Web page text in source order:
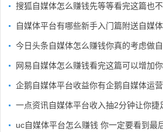
搜狐自媒体怎么赚钱先等等看完这篇也
自媒体平台有哪些新手入门篇附送自媒
今日头条自媒体怎么赚钱你真的考虑做
网易自媒体怎么赚钱看完这篇可以增加你
企鹅自媒体平台收益你有企鹅自媒体运
一点资讯自媒体平台收入抽2分钟让你捷
uc自媒体平台怎么赚钱 你一定要看到最后